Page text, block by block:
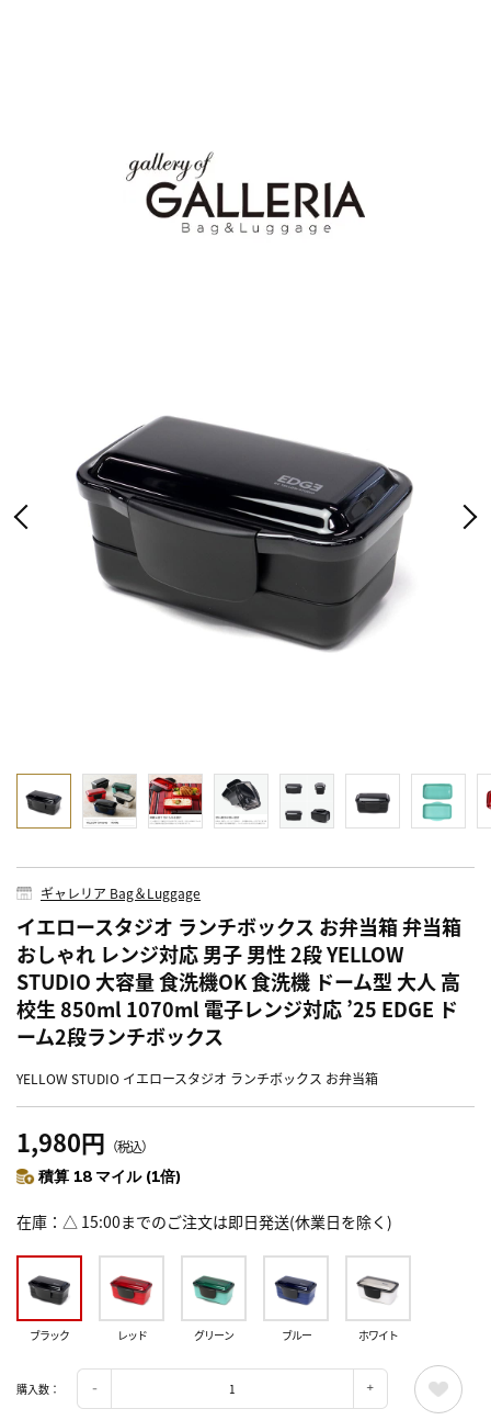
ギャレリア Bag＆Luggage
イエロースタジオ ランチボックス お弁当箱 弁当箱
おしゃれ レンジ対応 男子 男性 2段 YELLOW
STUDIO 大容量 食洗機OK 食洗機 ドーム型 大人 高
校生 850ml 1070ml 電子レンジ対応 ’25 EDGE ド
ーム2段ランチボックス
YELLOW STUDIO イエロースタジオ ランチボックス お弁当箱
1,980円 （税込）
積算 18 マイル (1倍)
在庫 △ 15:00までのご注文は即日発送(休業日を除く)
ブラック レッド グリーン ブルー ホワイト
購入数：